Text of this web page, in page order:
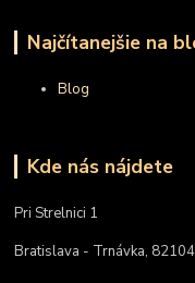
Najčítanejšie na
Blog
Kde nás nájdete
Pri Strelnici 1
Bratislava - Trnávka, 82104